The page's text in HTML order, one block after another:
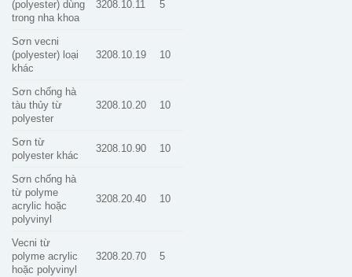
(polyester) dùng
trong nha khoa
3208.10.11 5
Sơn vecni
(polyester) loại
khác
3208.10.19 10
Sơn chống hà
tàu thủy từ
polyester
3208.10.20 10
Sơn từ
polyester khác
3208.10.90 10
Sơn chống hà
từ polyme
acrylic hoặc
polyvinyl
3208.20.40 10
Vecni từ
polyme acrylic
hoặc polyvinyl
3208.20.70 5